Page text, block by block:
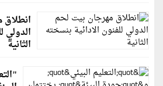
الدولي
الثانية